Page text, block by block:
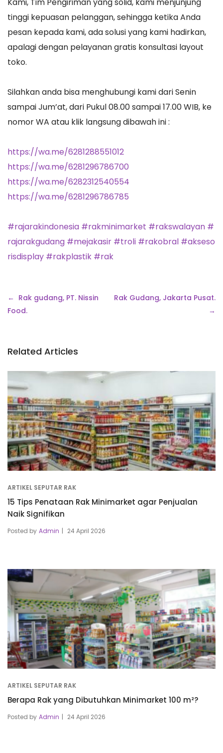
tinggi kepuasan pelanggan, sehingga ketika Anda
pesan kepada kami, ada solusi yang kami hadirkan,
apalagi dengan pelayanan gratis konsultasi layout
toko.
Silahkan anda bisa menghubungi kami dari Senin
sampai Jum’at, dari Pukul 08.00 sampai 17.00 WIB, ke
nomor WA atau klik langsung dibawah ini :
https://wa.me/6281288551012
https://wa.me/6281296786700
https://wa.me/6282312540554
https://wa.me/6281296786785
#rajarakindonesia #rakminimarket #rakswalayan #
rajarakgudang #mejakasir #troli #rakobral #akseso
risdisplay #rakplastik #rak
Navigasi
pos
Rak gudang, PT. Nissin
Food.
Rak Gudang, Jakarta Pusat.
Related Articles
ARTIKEL SEPUTAR RAK
15 Tips Penataan Rak Minimarket agar Penjualan
Naik Signifikan
Posted by Admin 24 April 2026
ARTIKEL SEPUTAR RAK
Berapa Rak yang Dibutuhkan Minimarket 100 m²?
Posted by Admin 24 April 2026